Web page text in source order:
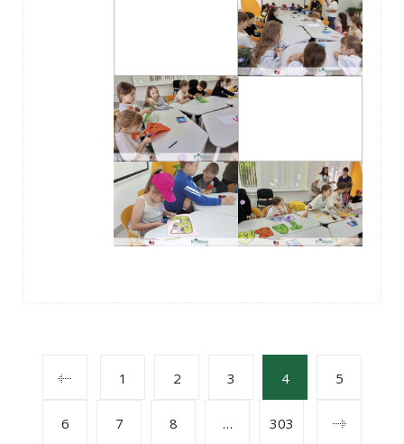
POSTS
1 2 3 4 5
6 7 8 … 303